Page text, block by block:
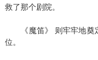
救了那个剧院。
《魔笛》 则牢牢地奠
位。